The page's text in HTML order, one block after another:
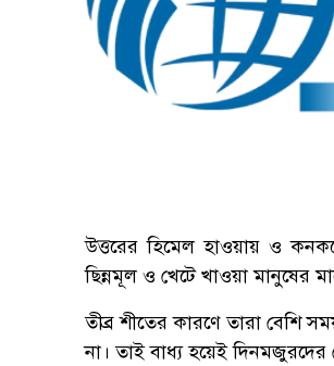
উত্তরের হিমেল হাওয়ায় ও
ছিন্নমূল ও খেটে খাওয়া মানুষের
তীব্র শীতের কারণে তারা বেশি
না। তাই বাধ্য হয়েই দিনমজুরদের